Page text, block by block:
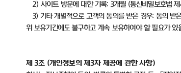
2) 사이트 방문에 대한 기록: 3개월 (통신비밀보호법 제
3) 기타 개별적으로 고객의 동의를 받은 경우: 동의 받
위 보유기간에도 불구하고 계속 보유하여야 할 필요가
제 3조 (개인정보의 제3자 제공에 관한 사항)